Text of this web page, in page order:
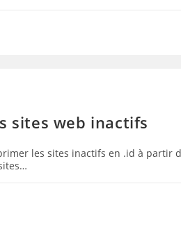
sites web inactifs
les sites inactifs en .id à partir